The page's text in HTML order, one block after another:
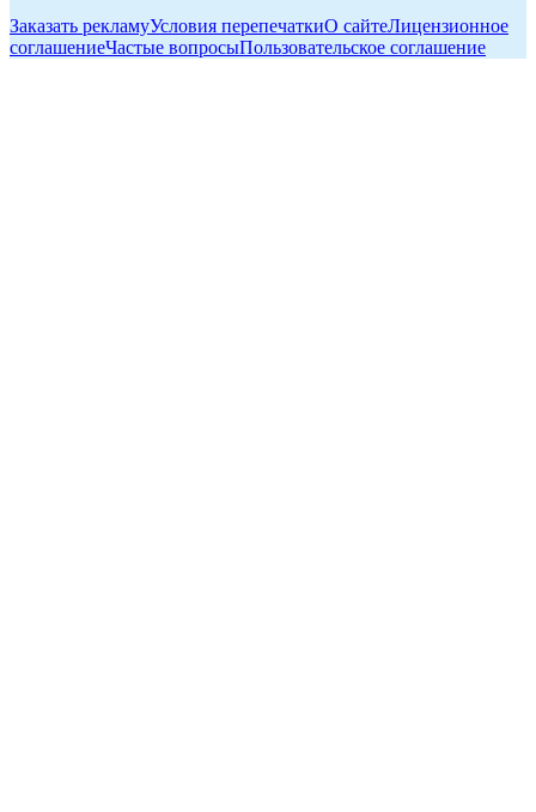
Заказать рекламуУсловия перепечаткиО сайтеЛицензионное
соглашениеЧастые вопросыПользовательское соглашение